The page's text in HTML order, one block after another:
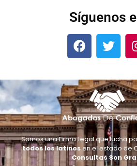
Síguenos
Somos una Firma Legal que lucha
todos los latinosen el estado de
Consultas Son